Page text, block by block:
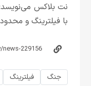
نت بلاکس
با فیلترینگ و
جنگ فیلترینگ